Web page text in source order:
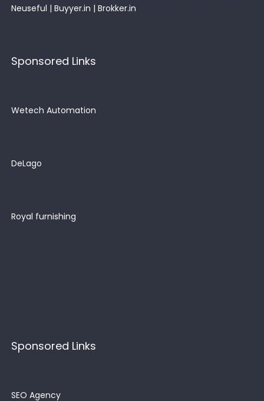
Neuseful | Buyyer.in | Brokker.in
Sponsored Links
Wetech Automation
DeLago
Royal furnishing
Sponsored Links
SEO Agency